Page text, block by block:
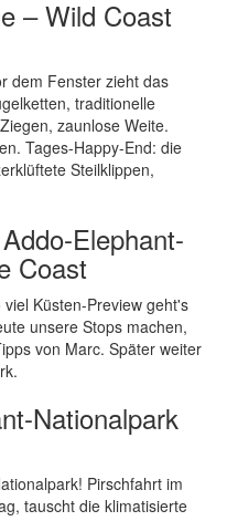
– Wild Coast
dem Fenster zieht das
traditionelle
zaunlose Weite.
Tages-Happy-End: die
Steilklippen,
Elephant-
Coast
Küsten-Preview geht's
unsere Stops machen,
von Marc. Später weiter
Nationalpark
Pirschfahrt im
tauscht die klimatisierte